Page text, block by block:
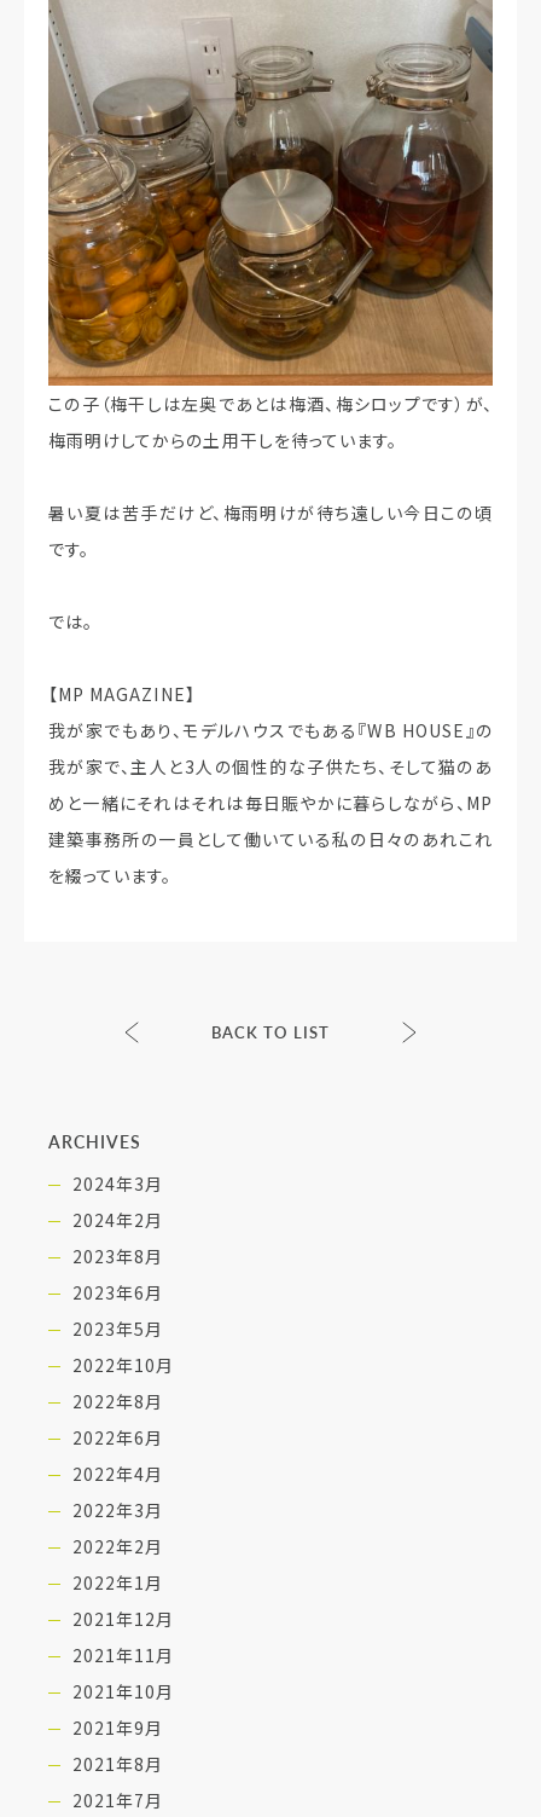
この子（梅干しは左奥であとは梅酒、梅シロップです）が、
梅雨明けしてからの土用干しを待っています。
暑い夏は苦手だけど、梅雨明けが待ち遠しい今日この頃
です。
では。
【MP MAGAZINE】
我が家でもあり、モデルハウスでもある『WB HOUSE』の
我が家で、主人と3人の個性的な子供たち、そして猫のあ
めと一緒にそれはそれは毎日賑やかに暮らしながら、MP
建築事務所の一員として働いている私の日々のあれこれ
を綴っています。
BACK TO LIST
ARCHIVES
2024年3月
2024年2月
2023年8月
2023年6月
2023年5月
2022年10月
2022年8月
2022年6月
2022年4月
2022年3月
2022年2月
2022年1月
2021年12月
2021年11月
2021年10月
2021年9月
2021年8月
2021年7月